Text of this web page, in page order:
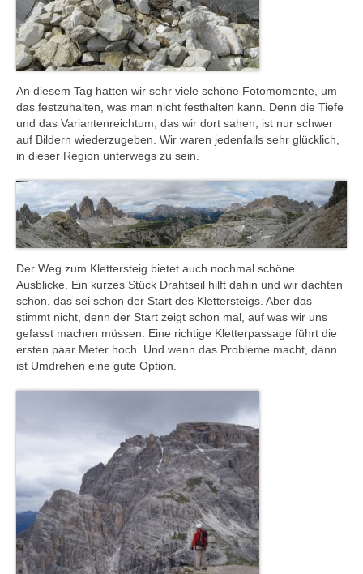
An diesem Tag hatten wir sehr viele schöne Fotomomente, um
das festzuhalten, was man nicht festhalten kann. Denn die Tiefe
und das Variantenreichtum, das wir dort sahen, ist nur schwer
auf Bildern wiederzugeben. Wir waren jedenfalls sehr glücklich,
in dieser Region unterwegs zu sein.
Der Weg zum Klettersteig bietet auch nochmal schöne
Ausblicke. Ein kurzes Stück Drahtseil hilft dahin und wir dachten
schon, das sei schon der Start des Klettersteigs. Aber das
stimmt nicht, denn der Start zeigt schon mal, auf was wir uns
gefasst machen müssen. Eine richtige Kletterpassage führt die
ersten paar Meter hoch. Und wenn das Probleme macht, dann
ist Umdrehen eine gute Option.